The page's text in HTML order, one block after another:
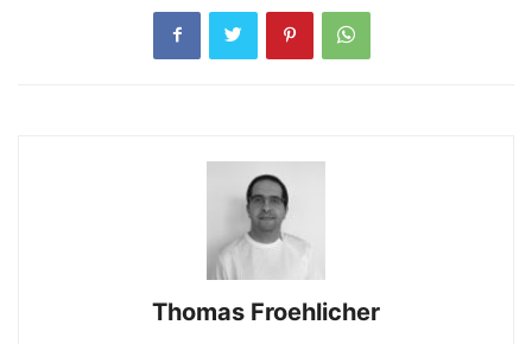
Thomas Froehlicher